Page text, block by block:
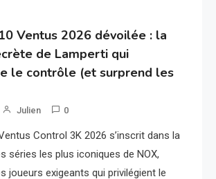
Ventus 2026 dévoilée : la
de Lamperti qui
le contrôle (et surprend les
Julien 0
Control 3K 2026 s’inscrit dans la
séries les plus iconiques de NOX,
joueurs exigeants qui privilégient le